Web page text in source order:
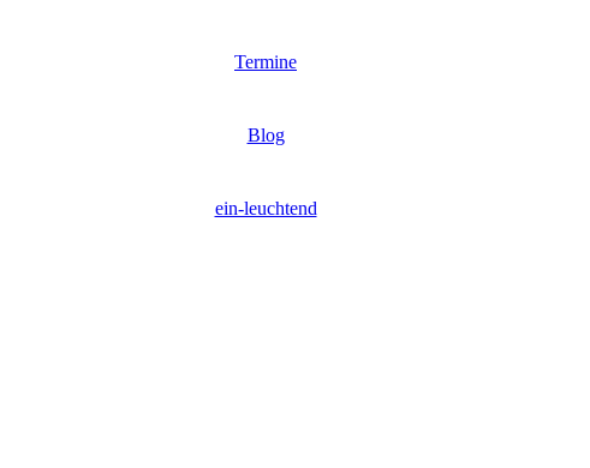
Termine
Blog
ein-leuchtend